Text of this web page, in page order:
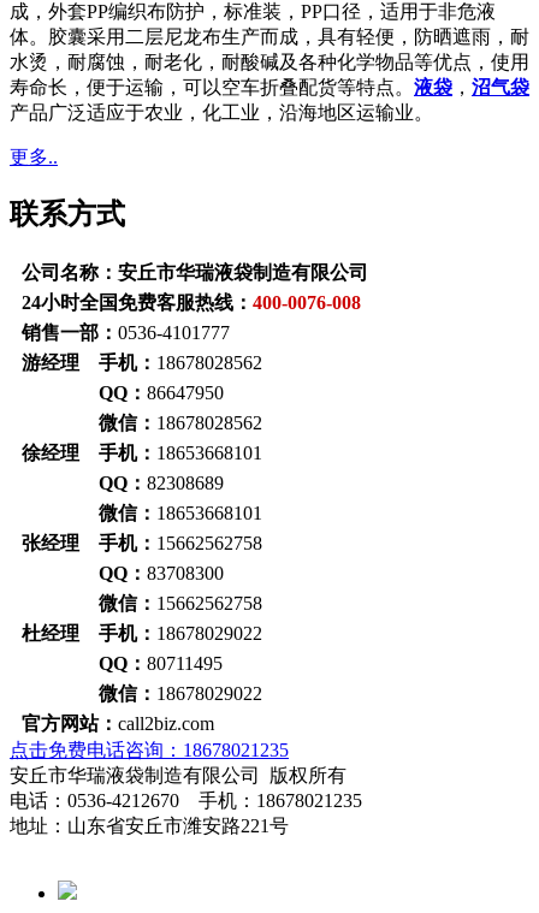
成，外套PP编织布防护，标准装，PP口径，适用于非危液
体。胶囊采用二层尼龙布生产而成，具有轻便，防晒遮雨，耐
水烫，耐腐蚀，耐老化，耐酸碱及各种化学物品等优点，使用
寿命长，便于运输，可以空车折叠配货等特点。 液袋 ， 沼气袋
产品广泛适应于农业，化工业，沿海地区运输业。
更多..
联系方式
公司名称：安丘市华瑞液袋制造有限公司
24小时全国免费客服热线： 400-0076-008
销售一部： 0536-4101777
游经理 手机： 18678028562
QQ： 86647950
微信： 18678028562
徐经理 手机： 18653668101
QQ： 82308689
微信： 18653668101
张经理 手机： 15662562758
QQ： 83708300
微信： 15662562758
杜经理 手机： 18678029022
QQ： 80711495
微信： 18678029022
官方网站： call2biz.com
点击免费电话咨询：18678021235
安丘市华瑞液袋制造有限公司 版权所有
电话：0536-4212670 手机：18678021235
地址：山东省安丘市潍安路221号